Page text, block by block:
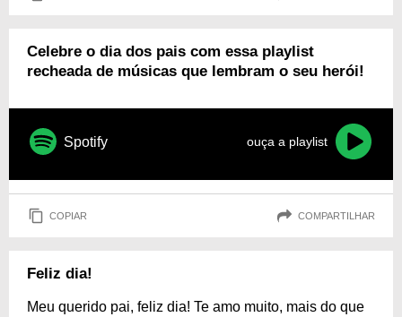
Celebre o dia dos pais com essa playlist
recheada de músicas que lembram o seu herói!
Spotify ouça a playlist
COPIAR COMPARTILHAR
Feliz dia!
Meu querido pai, feliz dia! Te amo muito, mais do que